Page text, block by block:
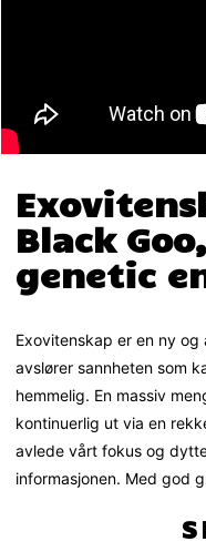
Black
genetic
Exovitenskap er en ny
avslører sannheten som
hemmelig. En massiv
kontinuerlig ut via en
avlede vårt fokus og
informasjonen. Med god